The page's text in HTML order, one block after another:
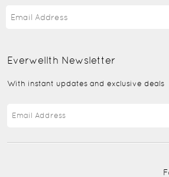
Everwellth Newsletter
With instant updates and exclusive deals